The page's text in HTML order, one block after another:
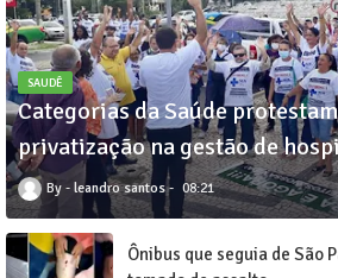
SAUDÊ
Categorias da Saúde
privatização na gestão de
leandro santos 08:21
Ônibus que seguia de São